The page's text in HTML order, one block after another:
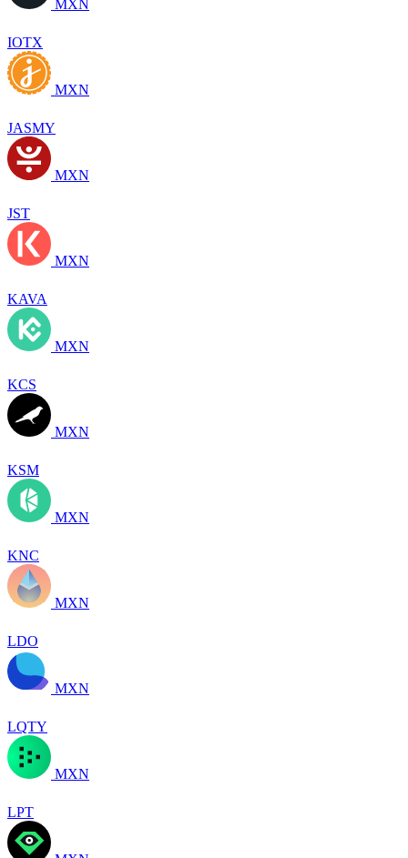
MXN
IOTX
MXN
JASMY
MXN
JST
MXN
KAVA
MXN
KCS
MXN
KSM
MXN
KNC
MXN
LDO
MXN
LQTY
MXN
LPT